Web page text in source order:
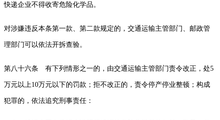
快递企业不得收寄危险化学品。
对涉嫌违反本条第一款、第二款规定的，交通运输主管部门、邮政管
理部门可以依法开拆查验。
第八十六条 有下列情形之一的，由交通运输主管部门责令改正，处5
万元以上10万元以下的罚款；拒不改正的，责令停产停业整顿；构成
犯罪的，依法追究刑事责任：